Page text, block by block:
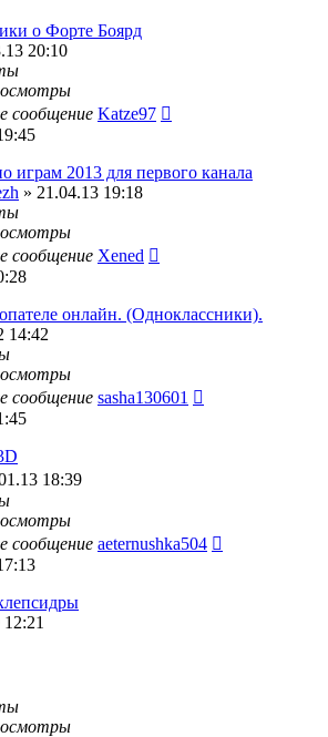
о Форте Боярд
20:10
сообщение Katze97
играм 2013 для первого канала
» 21.04.13 19:18
сообщение Xened
онлайн. (Одноклассники).
14:42
сообщение sasha130601
18:39
сообщение aeternushka504